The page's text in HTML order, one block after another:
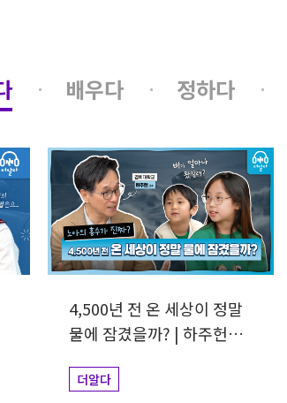
배우다 정하다
4,500년 전 온 세상이 정말
물에 잠겼을까? | 하주헌
더알다